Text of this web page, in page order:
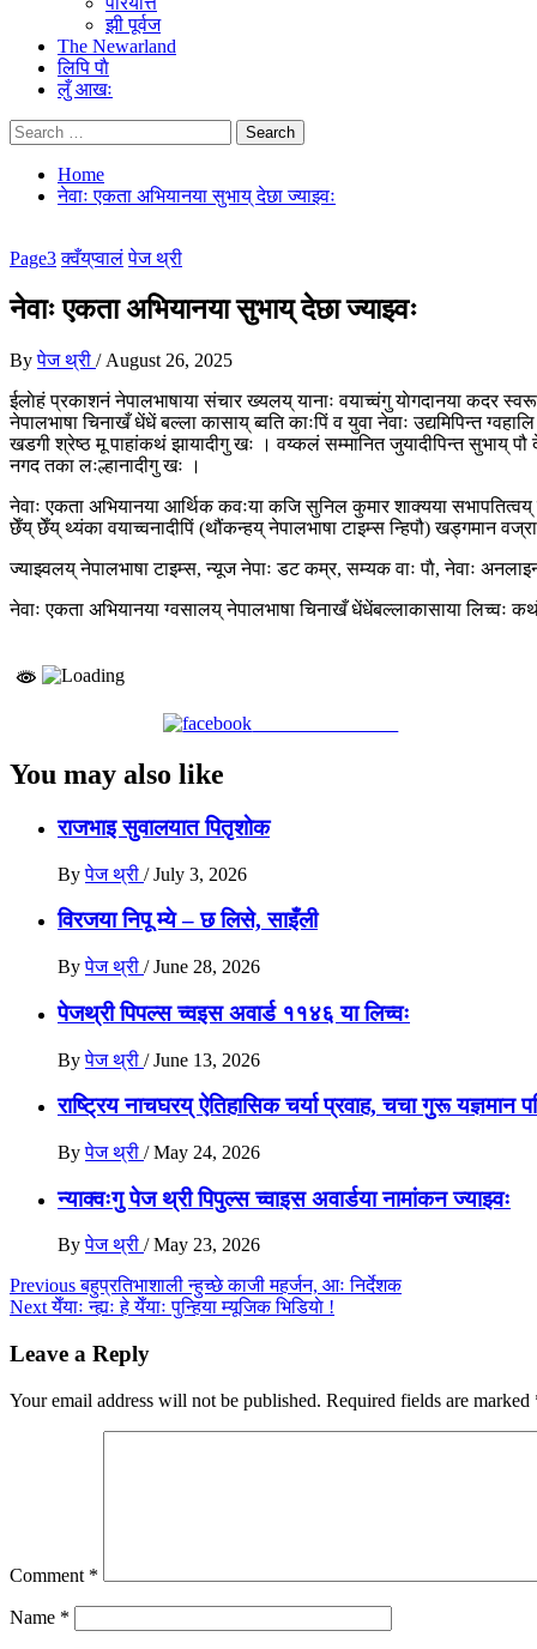
झी पूर्वज
The Newarland
लिपि पाै
लुँ आखः
Search
for:
Home
नेवाः एकता अभियानया सुभाय् देछा ज्याझ्वः
Page3 क्वँय्‌प्वालं पेज थ्री
नेवाः एकता अभियानया सुभाय् देछा ज्याझ्वः
By पेज थ्री / August 26, 2025
ईलाेहं प्रकाशनं नेपालभाषाया संचार ख्यलय् यानाः वयाच्वंगु याेगदानया कदर
नेपालभाषा चिनाखँ धेंधें बल्ला कासाय् ब्वति काःपिं व युवा नेवाः उद्यमिपिन्त
खडगी श्रेष्ठ मू पाहांकथं झायादीगु खः । वय्कलं सम्मानित जुयादीपिन्त सुभाय्
नगद तका लःल्हानादीगु खः ।
नेवाः एकता अभियानया आर्थिक कवःया कजि सुनिल कुमार शाक्यया
छेँय् छेँय् थ्यंका वयाच्वनादीपिं (थौंकन्हय् नेपालभाषा टाइम्स न्हिपौ) खड्गमान
ज्याझ्वलय् नेपालभाषा टाइम्स, न्यूज नेपाः डट कम्र, सम्यक वाः पाै, नेवाः
नेवाः एकता अभियानया ग्वसालय् नेपालभाषा चिनाखँ धेंधेंबल्लाकासाया लिच्वः
You may also like
राजभाइ सुवालयात पितृशाेक
By पेज थ्री / July 3, 2026
विरजया निपू म्ये – छ लिसे, साइँली
By पेज थ्री / June 28, 2026
पेजथ्री पिपल्स च्वइस अवार्ड ११४६ या लिच्वः
By पेज थ्री / June 13, 2026
राष्ट्रिय नाचघरय् ऐतिहासिक चर्या प्रवाह, चचा गुरू यज्ञमान
By पेज थ्री / May 24, 2026
न्याक्वःगु पेज थ्री पिपुल्स च्वाइस अवार्डया नामांकन ज्याझ्वः
By पेज थ्री / May 23, 2026
Post
navigation
Previousबहुप्रतिभाशाली न्हुच्छे काजी महर्जन, आः निर्देशक
Nextयेँयाः न्ह्यः हे येँयाः पुन्हिया म्यूजिक भिडियाे !
Leave a Reply
Your email address will not be published. Required fields are marked
Comment *
Name *